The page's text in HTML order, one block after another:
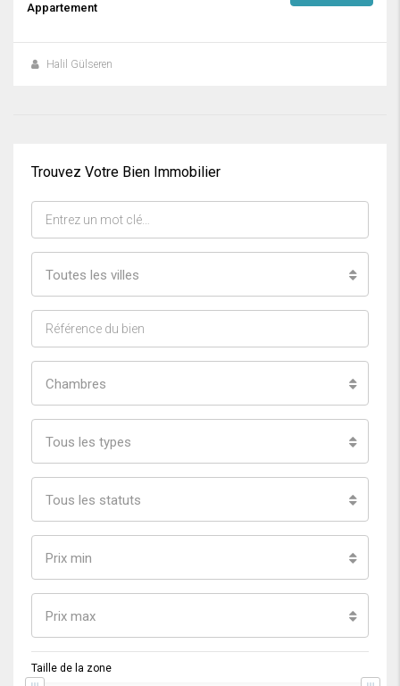
Appartement
Halil Gülseren
Trouvez Votre Bien Immobilier
Toutes les villes
Chambres
Tous les types
Tous les statuts
Prix min
Prix max
Taille de la zone